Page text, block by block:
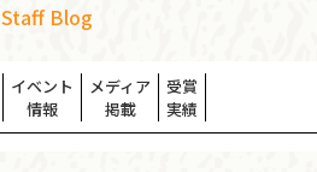
Staff Blog
イベント
情報
メディア
掲載
受賞
実績